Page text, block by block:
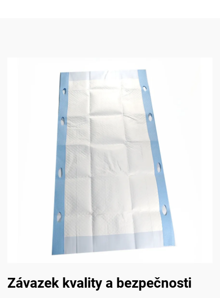
Závazek kvality a bezpečnosti